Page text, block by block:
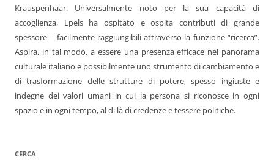
Krauspenhaar. Universalmente noto per la sua capacità di
accoglienza, Lpels ha ospitato e ospita contributi di grande
spessore – facilmente raggiungibili attraverso la funzione “ricerca”.
Aspira, in tal modo, a essere una presenza efficace nel panorama
culturale italiano e possibilmente uno strumento di cambiamento e
di trasformazione delle strutture di potere, spesso ingiuste e
indegne dei valori umani in cui la persona si riconosce in ogni
spazio e in ogni tempo, al di là di credenze e tessere politiche.
CERCA